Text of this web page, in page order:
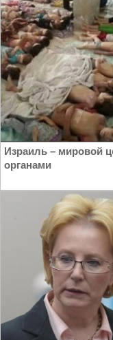
Израиль – мировой
органами